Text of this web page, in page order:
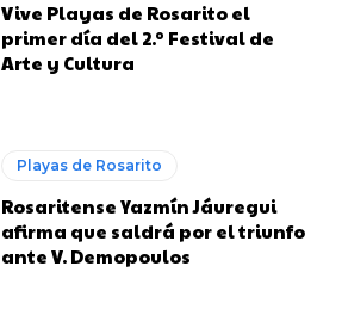
Vive Playas de Rosarito el
primer día del 2.º Festival de
Arte y Cultura
Playas de Rosarito
Rosaritense Yazmín Jáuregui
afirma que saldrá por el triunfo
ante V. Demopoulos